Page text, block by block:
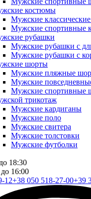
костюмы
Мужские
Мужские спортивные
рубашки
Мужские рубашки с
Мужские рубашки с
шорты
Мужские пляжные
Мужские
Мужские спортивные
трикотаж
Мужские кардиганы
Мужские поло
Мужские свитера
Мужские толстовки
Мужские футболки
18:30
16:00
12+38 050 518-27-00+39